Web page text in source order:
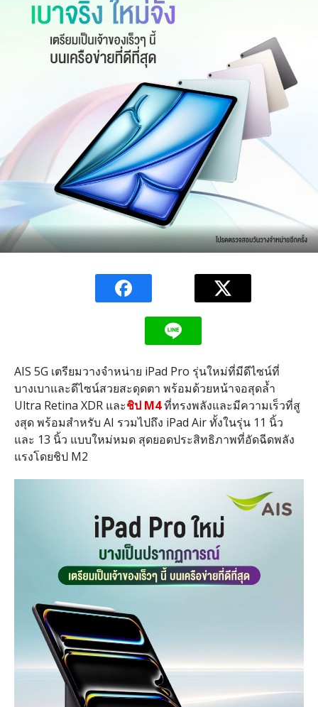
AIS 5G เตรียมวางจำหน่าย iPad Pro รุ่นใหม่ที่มีดีไซน์ที่
บางเบาและดีไซน์สวยสะดุดตา พร้อมด้วยหน้าจอสุดล้ำ
Ultra Retina XDR และชิป M4 ที่ทรงพลังและมีความเร็วที่สู
งสุด พร้อมสำหรับ AI รวมไปถึง iPad Airทั้งในรุ่น 11 นิ้ว
และ 13 นิ้ว แบบใหม่หมด สุดยอดประสิทธิภาพที่อัดฉีดพลัง
แรงโดยชิปM2